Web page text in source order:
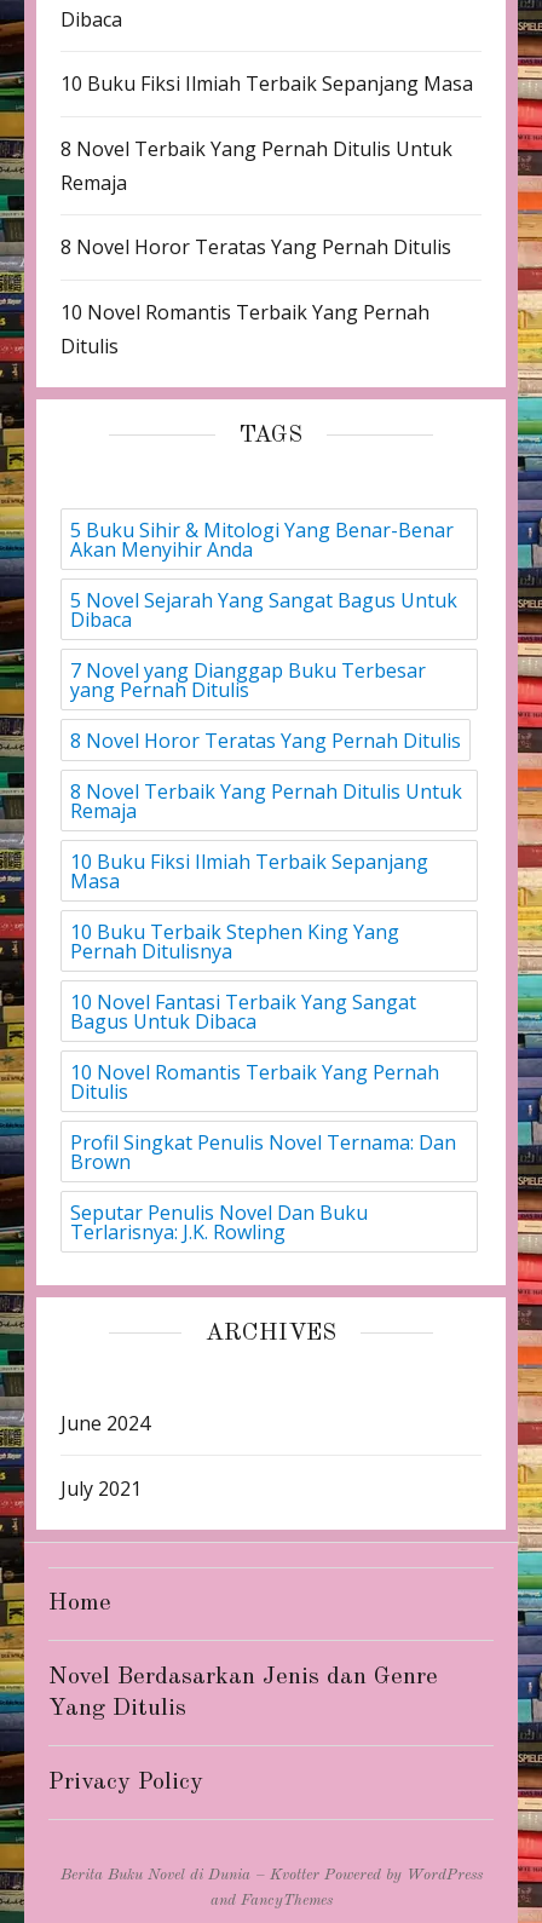
Dibaca
10 Buku Fiksi Ilmiah Terbaik Sepanjang Masa
8 Novel Terbaik Yang Pernah Ditulis Untuk
Remaja
8 Novel Horor Teratas Yang Pernah Ditulis
10 Novel Romantis Terbaik Yang Pernah
Ditulis
TAGS
5 Buku Sihir & Mitologi Yang Benar-Benar
Akan Menyihir Anda
5 Novel Sejarah Yang Sangat Bagus Untuk
Dibaca
7 Novel yang Dianggap Buku Terbesar
yang Pernah Ditulis
8 Novel Horor Teratas Yang Pernah Ditulis
8 Novel Terbaik Yang Pernah Ditulis Untuk
Remaja
10 Buku Fiksi Ilmiah Terbaik Sepanjang
Masa
10 Buku Terbaik Stephen King Yang
Pernah Ditulisnya
10 Novel Fantasi Terbaik Yang Sangat
Bagus Untuk Dibaca
10 Novel Romantis Terbaik Yang Pernah
Ditulis
Profil Singkat Penulis Novel Ternama: Dan
Brown
Seputar Penulis Novel Dan Buku
Terlarisnya: J.K. Rowling
ARCHIVES
June 2024
July 2021
Home
Novel Berdasarkan Jenis dan Genre
Yang Ditulis
Privacy Policy
Berita Buku Novel di Dunia – KvotterPowered by WordPress
and FancyThemes